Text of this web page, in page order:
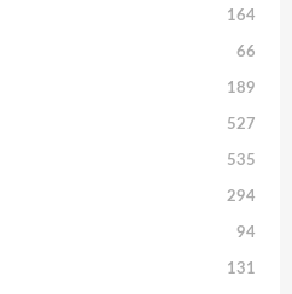
164
66
189
527
535
294
94
131